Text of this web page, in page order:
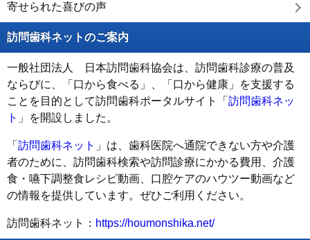
寄せられた喜びの声
訪問歯科ネットのご案内
一般社団法人 日本訪問歯科協会は、訪問歯科診療の普及
ならびに、「口から食べる」、「口から健康」を支援する
ことを目的として訪問歯科ポータルサイト「 訪問歯科ネッ
ト 」を開設しました。
「 訪問歯科ネット 」は、歯科医院へ通院できない方や介護
者のために、訪問歯科検索や訪問診療にかかる費用、介護
食・嚥下調整食レシピ動画、口腔ケアのハウツー動画など
の情報を提供しています。ぜひご利用ください。
訪問歯科ネット： https://houmonshika.net/